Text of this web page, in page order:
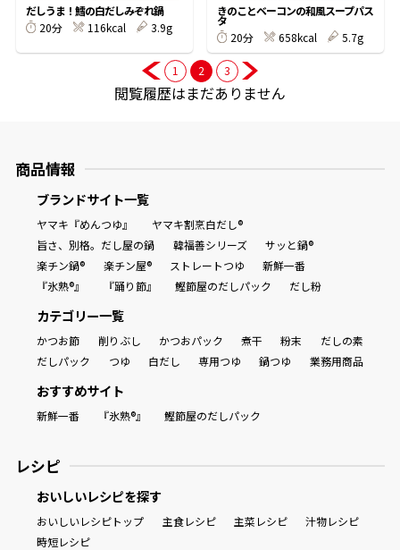
だしパック
だしうま！鱈の白だしみぞれ鍋
20分
116kcal 3.9g
きのことベーコンの和風スープパス
タ
20分
658kcal 5.7g
1 2 3
閲覧履歴はまだありません
商品情報
ブランドサイト一覧
ヤマキ『めんつゆ』
ヤマキ割烹白だし®
旨さ、別格。だし屋の鍋
韓福善シリーズ
サッと鍋®
楽チン鍋®
楽チン屋® ストレートつゆ
新鮮一番
『氷熟®』
『踊り節』 鰹節屋のだしパック だし粉
カテゴリー一覧
かつお節 削りぶし かつおパック 煮干 粉末
だしの素
だしパック
つゆ 白だし 専用つゆ 鍋つゆ 業務用商品
おすすめサイト
新鮮一番 『氷熟®』 鰹節屋のだしパック
レシピ
おいしいレシピを探す
おいしいレシピトップ 主食レシピ 主菜レシピ
汁物レシピ
時短レシピ